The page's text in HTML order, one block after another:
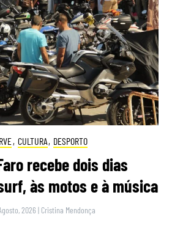
, CULTURA, DESPORTO
recebe dois dias
às motos e à música
2026 | Cristina Mendonça